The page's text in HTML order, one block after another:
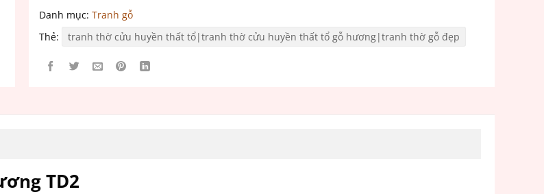
Danh mục: Tranh gỗ
Thẻ:
tranh thờ cửu huyền thất tổ|tranh thờ cửu huyền thất tổ gỗ hương|tranh thờ gỗ đẹp
TD2